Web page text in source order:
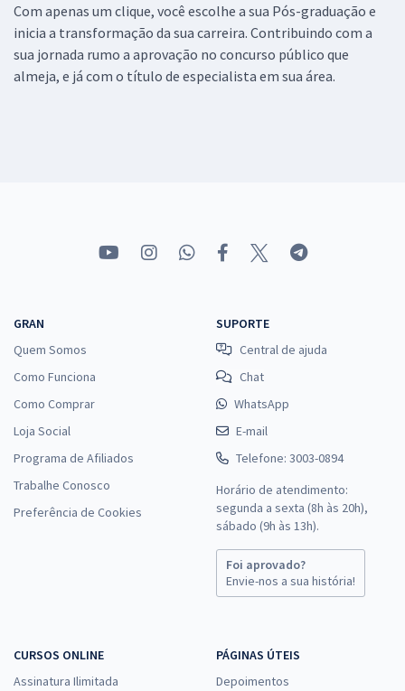
Com apenas um clique, você escolhe a sua Pós-graduação e
inicia a transformação da sua carreira. Contribuindo com a
sua jornada rumo a aprovação no concurso público que
almeja, e já com o título de especialista em sua área.
GRAN
Quem Somos
Como Funciona
Como Comprar
Loja Social
Programa de Afiliados
Trabalhe Conosco
Preferência de Cookies
SUPORTE
Central de ajuda
Chat
WhatsApp
E-mail
Telefone: 3003-0894
Horário de atendimento:
segunda a sexta (8h às 20h),
sábado (9h às 13h).
Foi aprovado?
Envie-nos a sua história!
CURSOS ONLINE
Assinatura Ilimitada
PÁGINAS ÚTEIS
Depoimentos